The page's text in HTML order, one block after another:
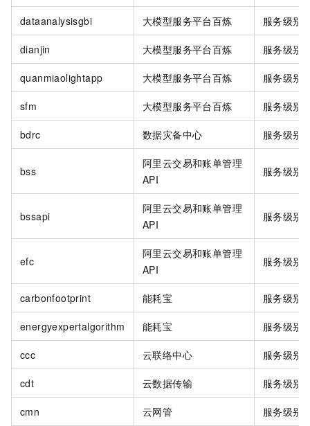
dataanalysisgbi 大模型服务平台百炼 服务级别
dianjin 大模型服务平台百炼 服务级别
quanmiaolightapp 大模型服务平台百炼 服务级别
sfm 大模型服务平台百炼 服务级别
bdrc 数据灾备中心 服务级别
bss
阿里云交易和账单管理
API
服务级别
bssapi
阿里云交易和账单管理
API
服务级别
efc
阿里云交易和账单管理
API
服务级别
carbonfootprint 能耗宝 服务级别
energyexpertalgorithm 能耗宝 服务级别
ccc 云联络中心 服务级别
cdt 云数据传输 服务级别
cmn 云网管 服务级别